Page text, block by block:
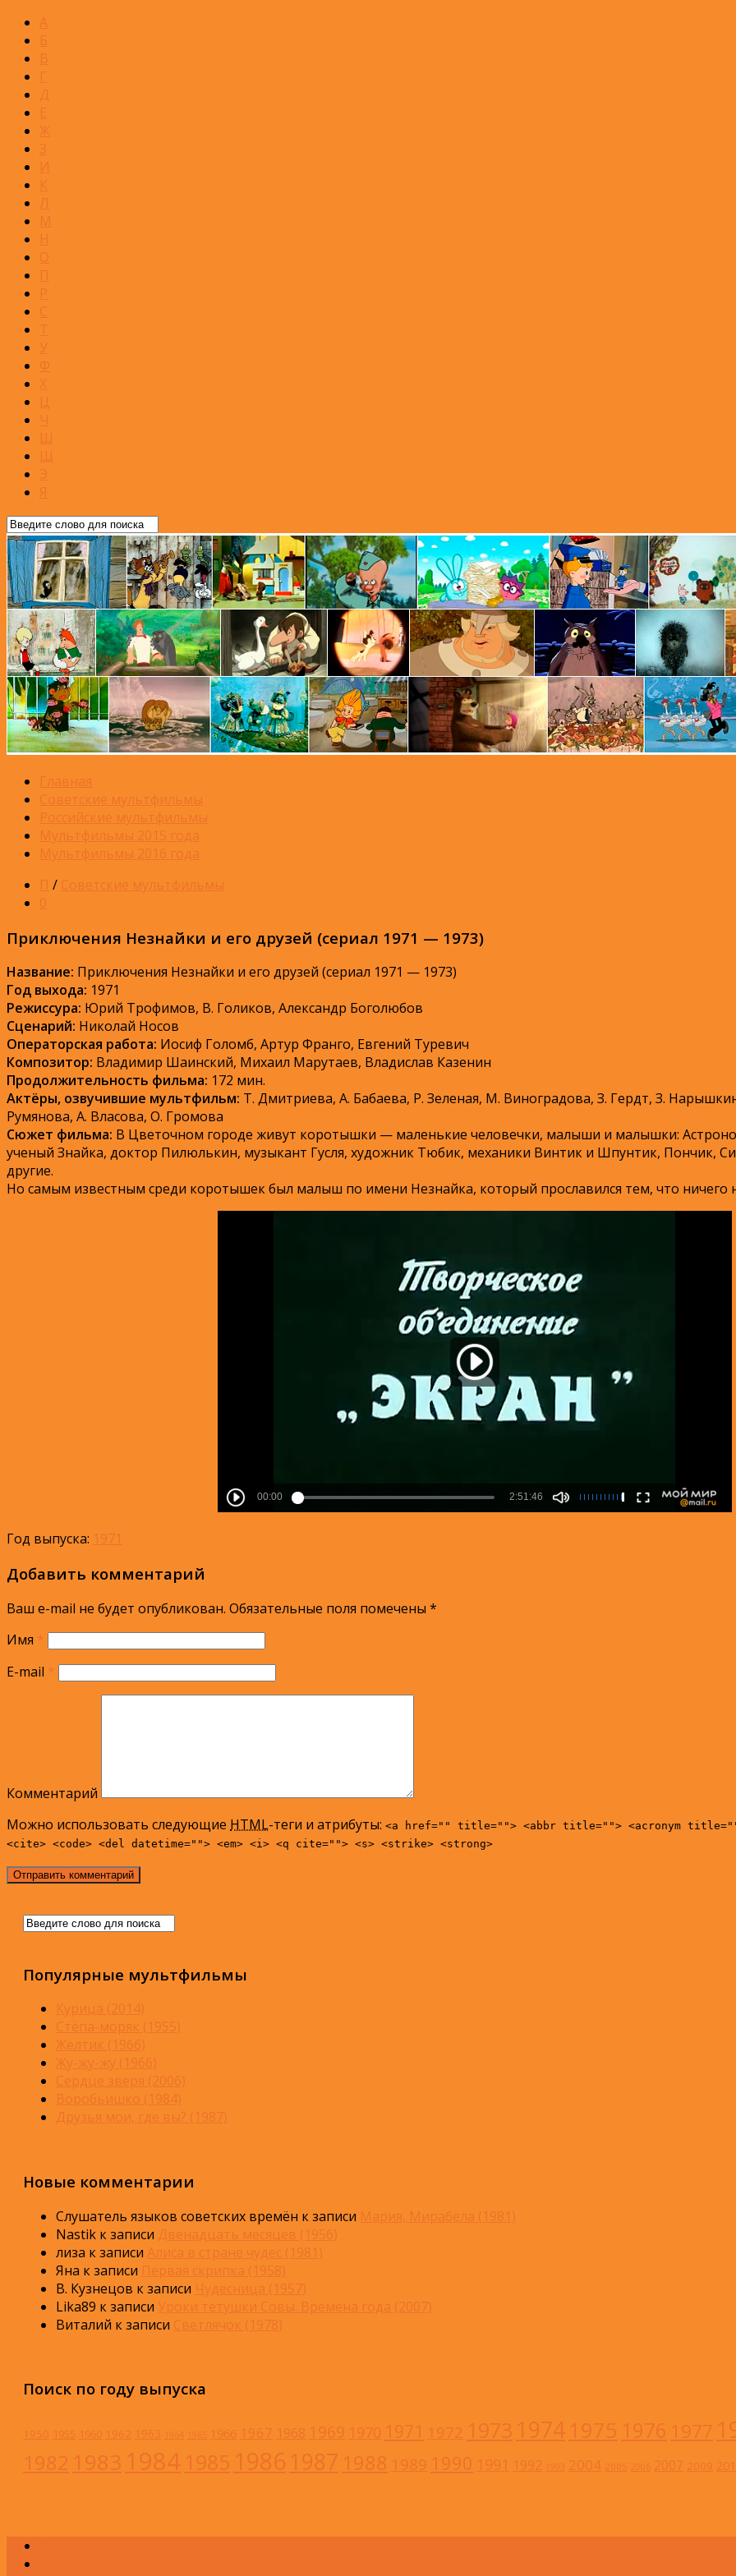
А
Б
В
Г
Д
Е
Ж
З
И
К
Л
М
Н
О
П
Р
С
Т
У
Ф
Х
Ц
Ч
Ш
Щ
Э
Я
Главная
Советские мультфильмы
Российские мультфильмы
Мультфильмы 2015 года
Мультфильмы 2016 года
П / Советские мультфильмы
0
Приключения Незнайки и его друзей (сериал 1971 — 1973)
Название: Приключения Незнайки и его друзей (сериал 1971 — 1973)
Год выхода: 1971
Режиссура: Юрий Трофимов, В. Голиков, Александр Боголюбов
Сценарий: Николай Носов
Операторская работа: Иосиф Голомб, Артур Франго, Евгений Туревич
Композитор: Владимир Шаинский, Михаил Марутаев, Владислав Казенин
Продолжительность фильма: 172 мин.
Актёры, озвучившие мультфильм: Т. Дмитриева, А. Бабаева, Р. Зеленая, М. Виноградова, З. Гердт, З.
Румянова, А. Власова, О. Громова
Сюжет фильма: В Цветочном городе живут коротышки — маленькие человечки, малыши и малышки:
ученый Знайка, доктор Пилюлькин, музыкант Гусля, художник Тюбик, механики Винтик и Шпунтик, Пончик,
другие.
Но самым известным среди коротышек был малыш по имени Незнайка, который прославился тем, что ничего
Год выпуска: 1971
Добавить комментарий
Ваш e-mail не будет опубликован. Обязательные поля помечены *
Имя *
E-mail *
Комментарий
Можно использовать следующие HTML-теги и атрибуты: <a href="" title=""> <abbr title=""> <acronym
<cite> <code> <del datetime=""> <em> <i> <q cite=""> <s> <strike> <strong>
Популярные мультфильмы
Курица (2014)
Стёпа-моряк (1955)
Желтик (1966)
Жу-жу-жу (1966)
Сердце зверя (2006)
Воробьишко (1984)
Друзья мои, где вы? (1987)
Новые комментарии
Слушатель языков советских времён к записи Мария, Мирабела (1981)
Nastik к записи Двенадцать месяцев (1956)
лиза к записи Алиса в стране чудес (1981)
Яна к записи Первая скрипка (1958)
В. Кузнецов к записи Чудесница (1957)
Lika89 к записи Уроки тётушки Совы. Времена года (2007)
Виталий к записи Светлячок (1978)
Поиск по году выпуска
1950 1955 1960 1962 1963 1964 1965 1966 1967 1968 1969 1970 1971 1972 1973 1974 1975 1976 1977
1982 1983 1984 1985 1986 1987 1988 1989 1990 1991 1992 1993 2004 2005 2006 2007 2009